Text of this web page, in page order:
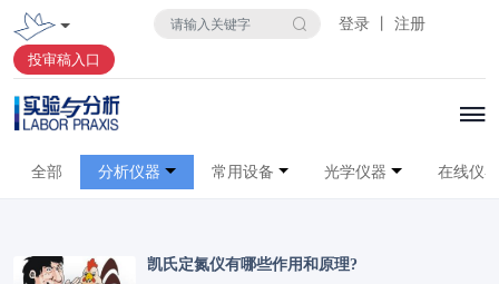
登录 丨 注册
投审稿入口
全部 分析仪器 常用设备 光学仪器 在线仪
凯氏定氮仪有哪些作用和原理?